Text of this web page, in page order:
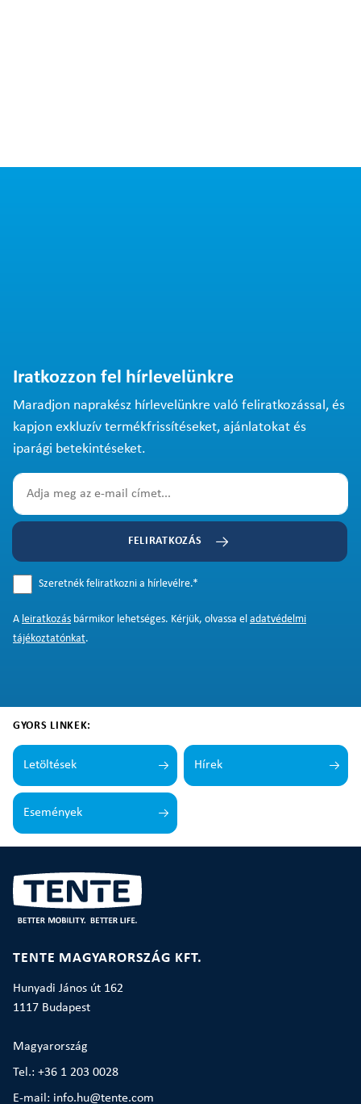
Iratkozzon fel hírlevelünkre
Maradjon naprakész hírlevelünkre való feliratkozással, és
kapjon exkluzív termékfrissítéseket, ajánlatokat és
iparági betekintéseket.
FELIRATKOZÁS
Szeretnék feliratkozni a hírlevélre.*
A leiratkozás bármikor lehetséges. Kérjük, olvassa el adatvédelmi
tájékoztatónkat.
GYORS LINKEK:
Letöltések Hírek
Események
TENTE MAGYARORSZÁG KFT.
Hunyadi János út 162
1117 Budapest
Magyarország
Tel.: +36 1 203 0028
E-mail: info.hu@tente.com